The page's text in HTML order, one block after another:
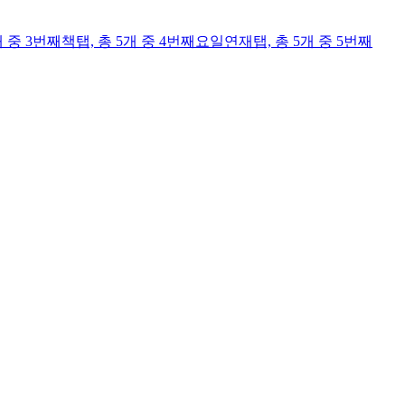
중 3번째 책탭, 총 5개 중 4번째 요일연재 탭, 총 5개 중 5번째